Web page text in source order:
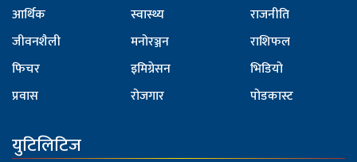
आर्थिक
जीवनशैली
फिचर
प्रवास
स्वास्थ्य
मनोरञ्जन
इमिग्रेसन
रोजगार
राजनीति
राशिफल
भिडियो
पोडकास्ट
युटिलिटिज